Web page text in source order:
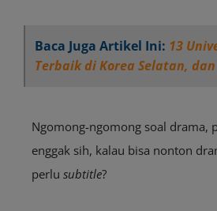
Baca Juga Artikel Ini: 13
Terbaik di Korea Selatan,
Ngomong-ngomong soal drama,
enggak sih, kalau bisa nonton
perlu subtitle?